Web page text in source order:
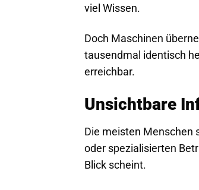
viel Wissen.
Doch Maschinen
tausendmal identisch
erreichbar.
Unsichtbare
Die meisten Menschen
oder spezialisierten
Blick scheint.